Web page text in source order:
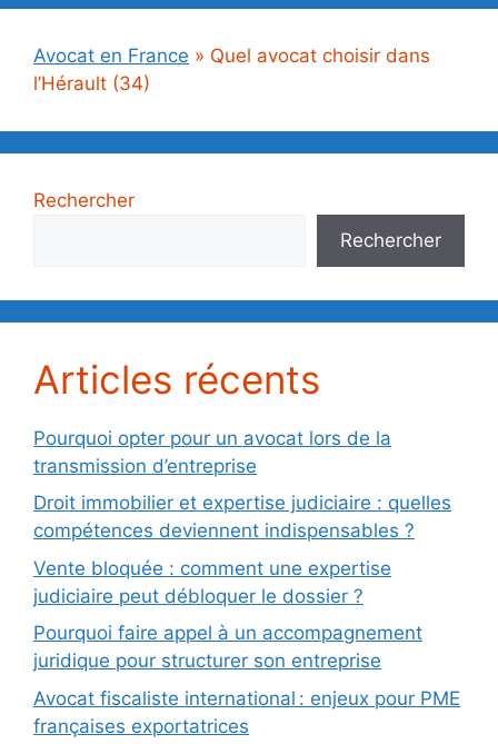
Avocat en France » Quel avocat choisir dans
l’Hérault (34)
Rechercher
Rechercher
Articles récents
Pourquoi opter pour un avocat lors de la
transmission d’entreprise
Droit immobilier et expertise judiciaire : quelles
compétences deviennent indispensables ?
Vente bloquée : comment une expertise
judiciaire peut débloquer le dossier ?
Pourquoi faire appel à un accompagnement
juridique pour structurer son entreprise
Avocat fiscaliste international : enjeux pour PME
françaises exportatrices